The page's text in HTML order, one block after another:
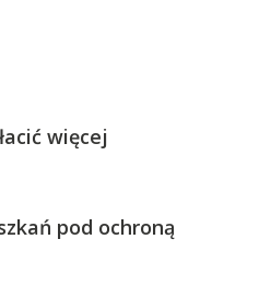
więcej
pod ochroną